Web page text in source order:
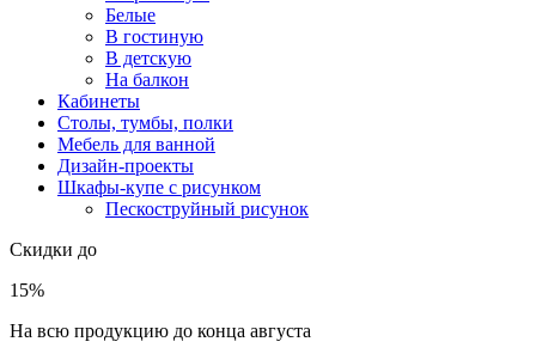
Белые
В гостиную
В детскую
На балкон
Кабинеты
Столы, тумбы, полки
Мебель для ванной
Дизайн-проекты
Шкафы-купе с рисунком
Пескоструйный рисунок
Скидки до
15%
На всю продукцию до конца августа